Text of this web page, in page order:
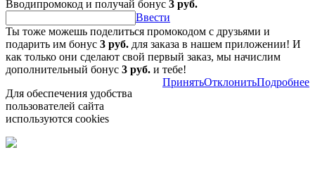
Вводипромокод и получай бонус 3 руб.
Ввести
Ты тоже можешь поделиться промокодом с друзьями и
подарить им бонус 3 руб. для заказа в нашем приложении! И
как только они сделают свой первый заказ, мы начислим
дополнительный бонус 3 руб. и тебе!
Для обеспечения удобства
пользователей сайта
используются cookies
ПринятьОтклонитьПодробнее